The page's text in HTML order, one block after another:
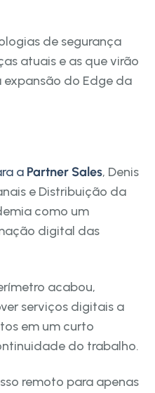
de segurança
atuais e as que virão
expansão do Edge da
a Partner Sales, Denis
e Distribuição da
como um
digital das
acabou,
serviços digitais a
em um curto
do trabalho.
remoto para apenas